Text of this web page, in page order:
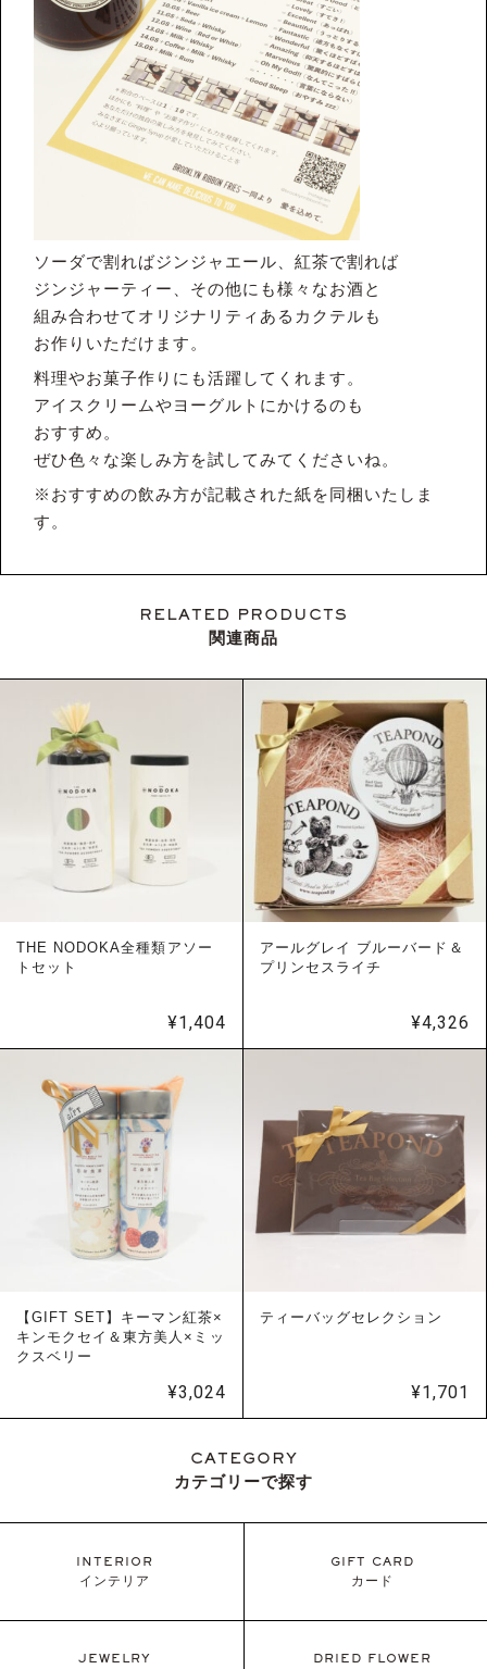
ソーダで割ればジンジャエール、紅茶で割れば
ジンジャーティー、その他にも様々なお酒と
組み合わせてオリジナリティあるカクテルも
お作りいただけます。
料理やお菓子作りにも活躍してくれます。
アイスクリームやヨーグルトにかけるのも
おすすめ。
ぜひ色々な楽しみ方を試してみてくださいね。
※おすすめの飲み方が記載された紙を同梱いたしま
す。
RELATED PRODUCTS
関連商品
THE NODOKA全種類アソー
トセット
¥1,404
アールグレイ ブルーバード＆
プリンセスライチ
¥4,326
【GIFT SET】キーマン紅茶×
キンモクセイ＆東方美人×ミッ
クスベリー
¥3,024
ティーバッグセレクション
¥1,701
CATEGORY
カテゴリーで探す
INTERIOR
インテリア
GIFT CARD
カード
JEWELRY DRIED FLOWER